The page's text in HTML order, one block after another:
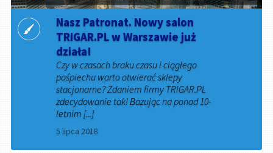
Nasz Patronat. Nowy salon
TRIGAR.PL w Warszawie już
działa!
Czy w czasach braku czasu i ciągłego
pośpiechu warto otwierać sklepy
stacjonarne? Zdaniem firmy TRIGAR.PL
zdecydowanie tak! Bazując na ponad 10-
letnim [...]
5 lipca 2018